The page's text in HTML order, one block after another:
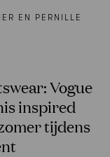
EN PERNILLE
Vogue
inspired
tijdens